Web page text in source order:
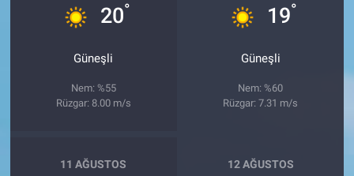
20°
Güneşli
Nem: %55
Rüzgar: 8.00 m/s
19°
Güneşli
Nem: %60
Rüzgar: 7.31 m/s
11 AĞUSTOS 12 AĞUSTOS